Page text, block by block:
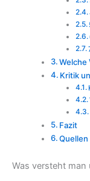
Welche
Kritik
Fazit
Quellen
Was versteht man